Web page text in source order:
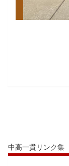
中高一貫リンク集